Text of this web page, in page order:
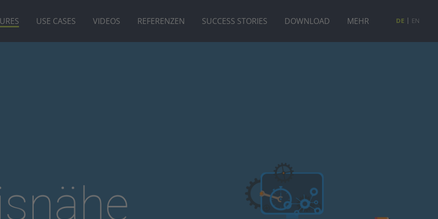
USE CASES VIDEOS REFERENZEN SUCCESS STORIES DOWNLOAD MEHR DE EN